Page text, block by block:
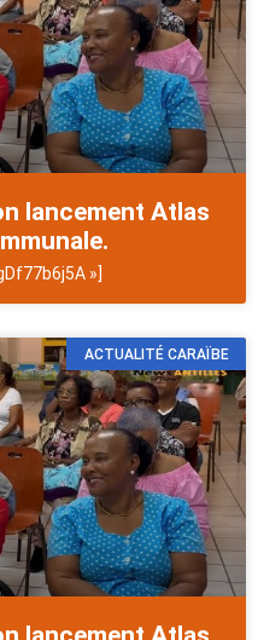
lancement Atlas
»]
ACTUALITÉ CARAÏBE